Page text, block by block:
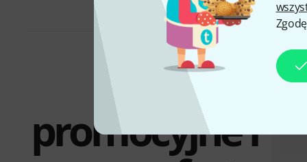
Zestawy
promocyjne i